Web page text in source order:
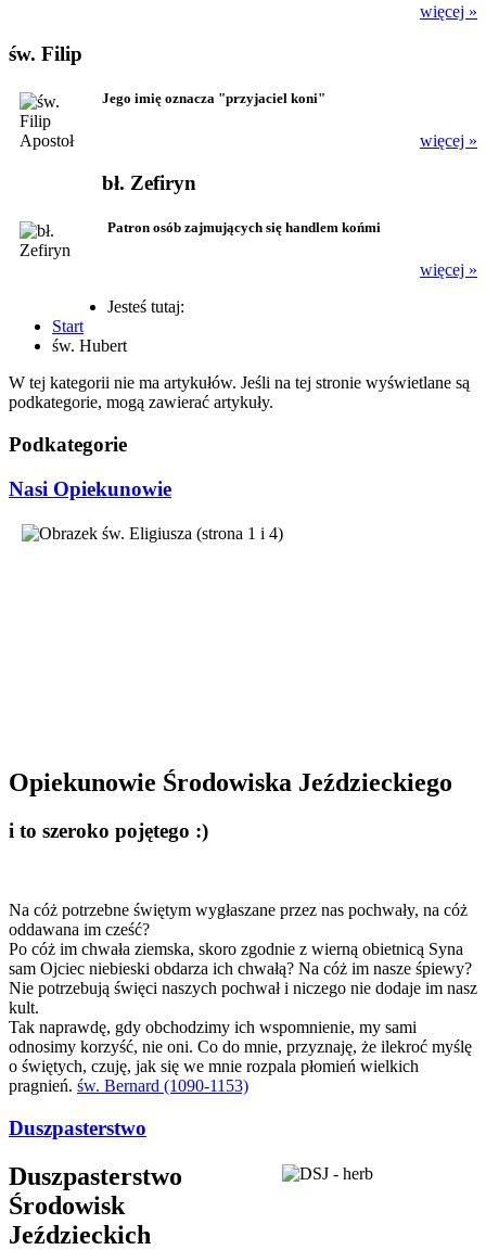
więcej »
św. Filip
Jego imię oznacza "przyjaciel koni"
więcej »
bł. Zefiryn
Patron osób zajmujących się handlem końmi
więcej »
Jesteś tutaj:
Start
św. Hubert
W tej kategorii nie ma artykułów. Jeśli na tej stronie wyświetlane są
podkategorie, mogą zawierać artykuły.
Podkategorie
Nasi Opiekunowie
Opiekunowie Środowiska Jeździeckiego
i to szeroko pojętego :)
Na cóż potrzebne świętym wygłaszane przez nas pochwały, na cóż
oddawana im cześć?
Po cóż im chwała ziemska, skoro zgodnie z wierną obietnicą Syna
sam Ojciec niebieski obdarza ich chwałą? Na cóż im nasze śpiewy?
Nie potrzebują święci naszych pochwał i niczego nie dodaje im nasz
kult.
Tak naprawdę, gdy obchodzimy ich wspomnienie, my sami
odnosimy korzyść, nie oni. Co do mnie, przyznaję, że ilekroć myślę
o świętych, czuję, jak się we mnie rozpala płomień wielkich
pragnień. św. Bernard (1090-1153)
Duszpasterstwo
Duszpasterstwo
Środowisk
Jeździeckich